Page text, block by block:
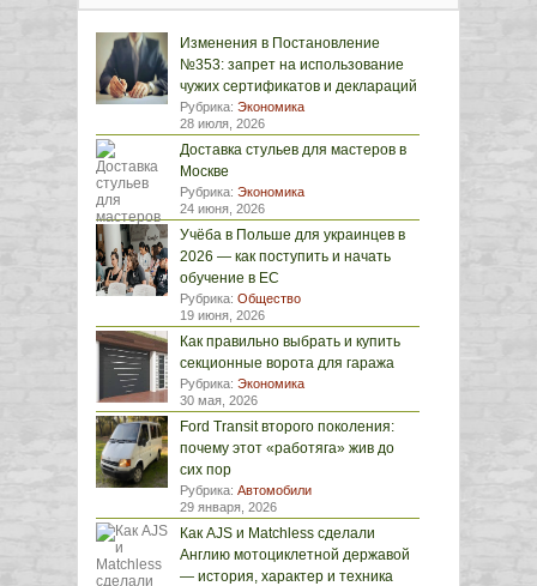
Изменения в Постановление
№353: запрет на использование
чужих сертификатов и деклараций
Рубрика: Экономика
28 июля, 2026
Доставка стульев для мастеров в
Москве
Рубрика: Экономика
24 июня, 2026
Учёба в Польше для украинцев в
2026 — как поступить и начать
обучение в ЕС
Рубрика: Общество
19 июня, 2026
Как правильно выбрать и купить
секционные ворота для гаража
Рубрика: Экономика
30 мая, 2026
Ford Transit второго поколения:
почему этот «работяга» жив до
сих пор
Рубрика: Автомобили
29 января, 2026
Как AJS и Matchless сделали
Англию мотоциклетной державой
— история, характер и техника